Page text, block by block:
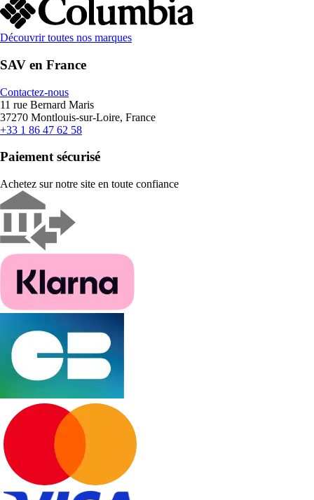
Découvrir toutes nos marques
SAV en France
Contactez-nous
11 rue Bernard Maris
37270 Montlouis-sur-Loire, France
+33 1 86 47 62 58
Paiement sécurisé
Achetez sur notre site en toute confiance